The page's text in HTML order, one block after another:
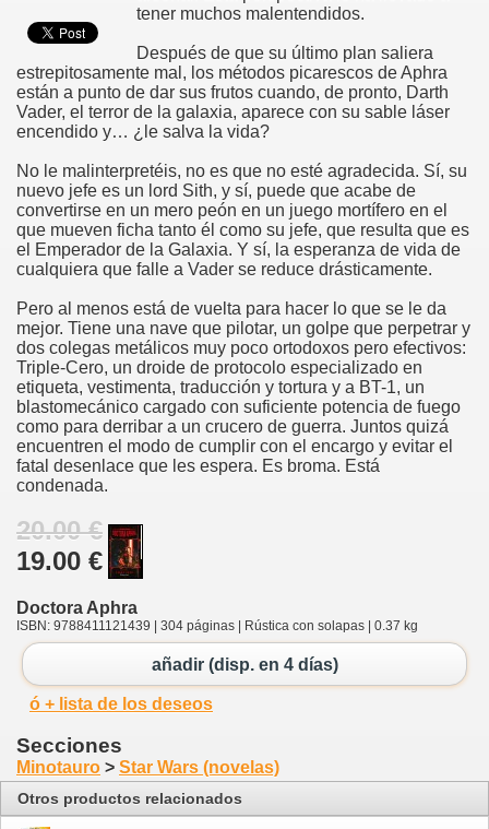
tener muchos malentendidos.
Después de que su último plan saliera
estrepitosamente mal, los métodos picarescos de Aphra
están a punto de dar sus frutos cuando, de pronto, Darth
Vader, el terror de la galaxia, aparece con su sable láser
encendido y… ¿le salva la vida?
No le malinterpretéis, no es que no esté agradecida. Sí, su
nuevo jefe es un lord Sith, y sí, puede que acabe de
convertirse en un mero peón en un juego mortífero en el
que mueven ficha tanto él como su jefe, que resulta que es
el Emperador de la Galaxia. Y sí, la esperanza de vida de
cualquiera que falle a Vader se reduce drásticamente.
Pero al menos está de vuelta para hacer lo que se le da
mejor. Tiene una nave que pilotar, un golpe que perpetrar y
dos colegas metálicos muy poco ortodoxos pero efectivos:
Triple-Cero, un droide de protocolo especializado en
etiqueta, vestimenta, traducción y tortura y a BT-1, un
blastomecánico cargado con suficiente potencia de fuego
como para derribar a un crucero de guerra. Juntos quizá
encuentren el modo de cumplir con el encargo y evitar el
fatal desenlace que les espera. Es broma. Está
condenada.
20.00 €
19.00 €
Doctora Aphra
ISBN: 9788411121439 | 304 páginas | Rústica con solapas | 0.37 kg
añadir (disp. en 4 días)
ó + lista de los deseos
Secciones
Minotauro > Star Wars (novelas)
Otros productos relacionados